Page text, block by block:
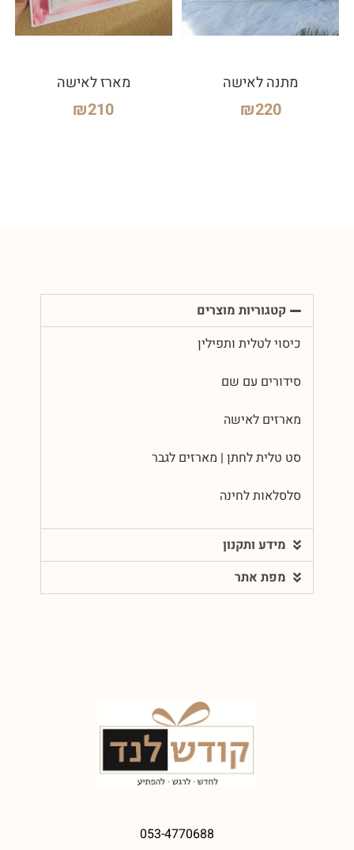
מתנה לאישה
₪220
מארז לאישה
₪210
קטגוריות מוצרים
כיסוי לטלית ותפילין
סידורים עם שם
מארזים לאישה
סט טלית לחתן | מארזים לגבר
סלסלאות לחינה
מידע ותקנון
מפת אתר
053-4770688